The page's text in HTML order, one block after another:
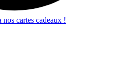
nos cartes cadeaux !